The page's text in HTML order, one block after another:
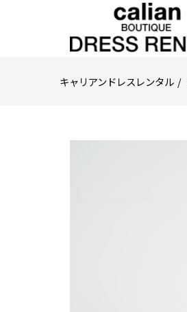
キャリアンドレスレンタル